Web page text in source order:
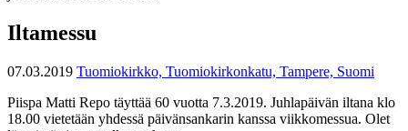
Iltamessu
07.03.2019 Tuomiokirkko, Tuomiokirkonkatu, Tampere, Suomi
Piispa Matti Repo täyttää 60 vuotta 7.3.2019. Juhlapäivän iltana klo
18.00 vietetään yhdessä päivänsankarin kanssa viikkomessua. Olet